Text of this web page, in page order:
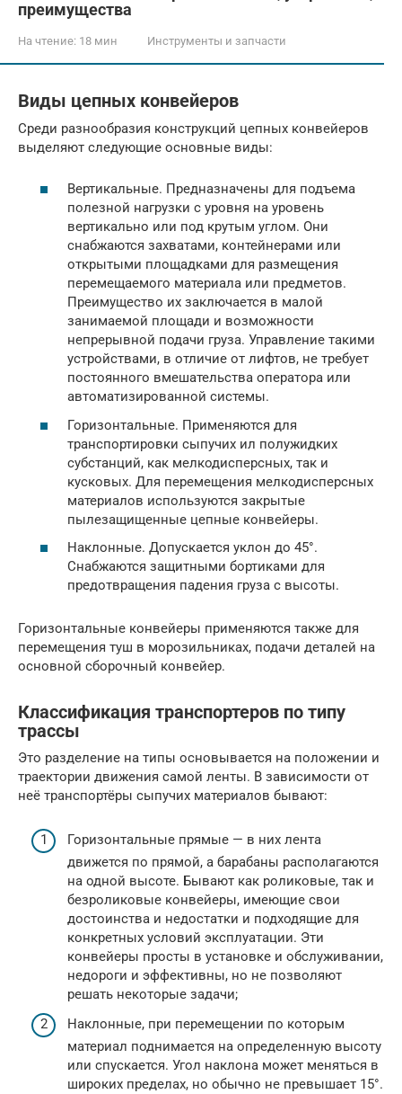
преимущества
На чтение: 18 мин Инструменты и запчасти
Виды цепных конвейеров
Среди разнообразия конструкций цепных конвейеров
выделяют следующие основные виды:
Вертикальные. Предназначены для подъема
полезной нагрузки с уровня на уровень
вертикально или под крутым углом. Они
снабжаются захватами, контейнерами или
открытыми площадками для размещения
перемещаемого материала или предметов.
Преимущество их заключается в малой
занимаемой площади и возможности
непрерывной подачи груза. Управление такими
устройствами, в отличие от лифтов, не требует
постоянного вмешательства оператора или
автоматизированной системы.
Горизонтальные. Применяются для
транспортировки сыпучих ил полужидких
субстанций, как мелкодисперсных, так и
кусковых. Для перемещения мелкодисперсных
материалов используются закрытые
пылезащищенные цепные конвейеры.
Наклонные. Допускается уклон до 45°.
Снабжаются защитными бортиками для
предотвращения падения груза с высоты.
Горизонтальные конвейеры применяются также для
перемещения туш в морозильниках, подачи деталей на
основной сборочный конвейер.
Классификация транспортеров по типу
трассы
Это разделение на типы основывается на положении и
траектории движения самой ленты. В зависимости от
неё транспортёры сыпучих материалов бывают:
Горизонтальные прямые — в них лента
движется по прямой, а барабаны располагаются
на одной высоте. Бывают как роликовые, так и
безроликовые конвейеры, имеющие свои
достоинства и недостатки и подходящие для
конкретных условий эксплуатации. Эти
конвейеры просты в установке и обслуживании,
недороги и эффективны, но не позволяют
решать некоторые задачи;
Наклонные, при перемещении по которым
материал поднимается на определенную высоту
или спускается. Угол наклона может меняться в
широких пределах, но обычно не превышает 15°.